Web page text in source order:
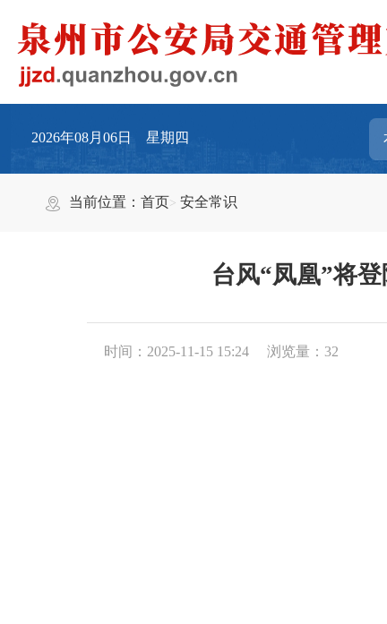
2026年08月06日 星期四
当前位置：首页 安全常识
台风“凤凰”将
时间：2025-11-15 15:24 浏览量： 32